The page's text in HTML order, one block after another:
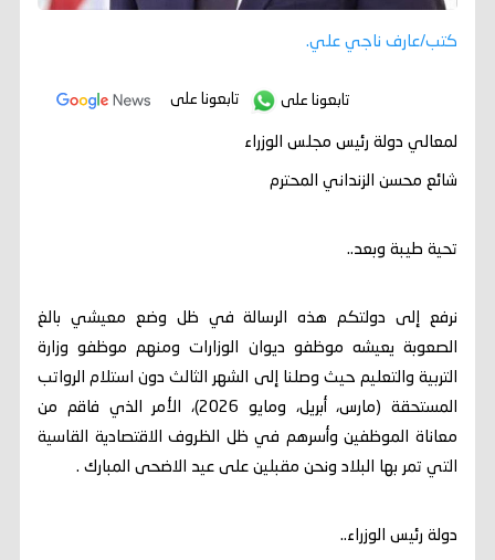
كتب/عارف ناجي علي.
تابعونا على تابعونا على
لمعالي دولة رئيس مجلس الوزراء
شائع محسن الزنداني المحترم
تحية طيبة وبعد..
نرفع إلى دولتكم هذه الرسالة في ظل وضع معيشي بالغ
الصعوبة يعيشه موظفو ديوان الوزارات ومنهم موظفو وزارة
التربية والتعليم حيث وصلنا إلى الشهر الثالث دون استلام الرواتب
المستحقة (مارس، أبريل، ومايو 2026)، الأمر الذي فاقم من
معاناة الموظفين وأسرهم في ظل الظروف الاقتصادية القاسية
التي تمر بها البلاد ونحن مقبلين على عيد الاضحى المبارك .
دولة رئيس الوزراء..